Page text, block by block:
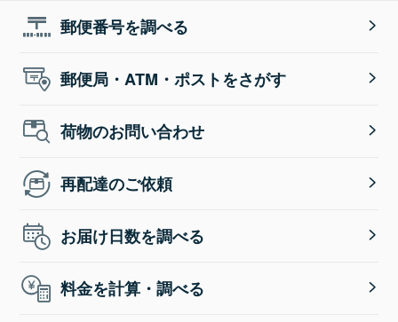
郵便番号を調べる
郵便局・ATM・ポストをさがす
荷物のお問い合わせ
再配達のご依頼
お届け日数を調べる
料金を計算・調べる